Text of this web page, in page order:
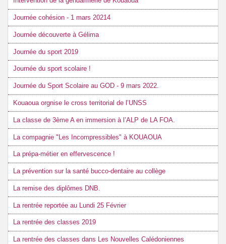
Journée cohésion - 1 mars 20214
Journée découverte à Gélima
Journée du sport 2019
Journée du sport scolaire !
Journée du Sport Scolaire au GOD - 9 mars 2022.
Kouaoua orgnise le cross territorial de l’UNSS
La classe de 3ème A en immersion à l’ALP de LA FOA.
La compagnie "Les Incompressibles" à KOUAOUA
La prépa-métier en effervescence !
La prévention sur la santé bucco-dentaire au collège
La remise des diplômes DNB.
La rentrée reportée au Lundi 25 Février
La rentrée des classes 2019
La rentrée des classes dans Les Nouvelles Calédoniennes